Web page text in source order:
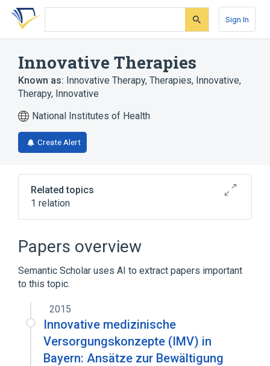
Skip
search
Skip
Skip
account
Sign In
Innovative Therapies
Known as: Innovative Therapy, Therapies, Innovative,
Therapy, Innovative
National Institutes of Health
Create Alert
Related topics
1 relation
Therapies, Investigational
Papers overview
Semantic Scholar uses AI to extract papers important
to this topic.
2015
Innovative medizinische
Versorgungskonzepte (IMV) in
Bayern: Ansätze zur Bewältigung